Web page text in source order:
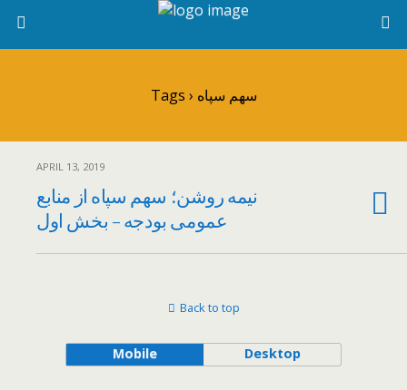
Tags › سهم سپاه
APRIL 13, 2019
نیمه روشن؛ سهم سپاه از منابع
عمومی بودجه – بخش اول
Back to top
Mobile Desktop